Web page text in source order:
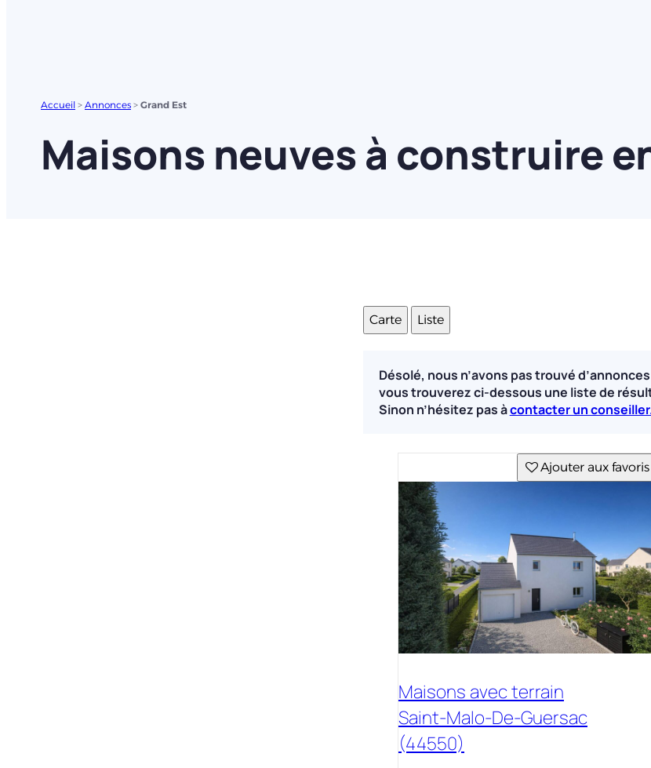
Accueil > Annonces > Grand Est
Maisons neuves à construire
Carte Liste
Désolé, nous n’avons pas trouvé
vous trouverez ci-dessous une liste de
Sinon n’hésitez pas àcontacter un
Ajouter aux favoris
Maisons avec terrain
Saint-Malo-De-Guersac
(44550)